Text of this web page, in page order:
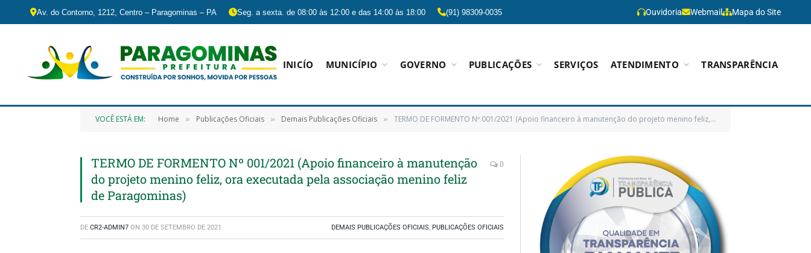
Av. do Contorno, 1212, Centro – Paragominas – PA Seg. a sexta. de 08:00 às 12:00 e das 14:00 às 18:00 (91) 98309-0035 Ouvidoria Webmail Mapa do Site
INICÍO MUNICÍPIO GOVERNO PUBLICAÇÕES SERVIÇOS ATENDIMENTO TRANSPARÊNCIA
VOCÊ ESTÁ EM: Home » Publicações Oficiais » Demais Publicações Oficiais » TERMO DE FORMENTO Nº 001/2021 (Apoio financeiro à manutenção do projeto menino feliz, ora executada pela associação menino feliz de Paragominas)
TERMO DE FORMENTO Nº 001/2021 (Apoio financeiro à manutenção
do projeto menino feliz, ora executada pela associação menino feliz
de Paragominas)
0
DE CR2-ADMIN7 ON 30 DE SETEMBRO DE 2021 DEMAIS PUBLICAÇÕES OFICIAIS, PUBLICAÇÕES OFICIAIS